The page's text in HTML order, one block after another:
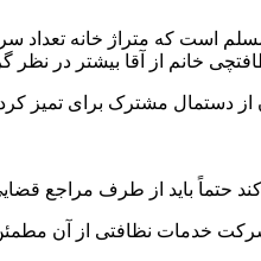
که متراژ خانه تعداد
خانم از آقا بیشتر در نظر
از دستمال مشترک برای
حتماً باید از طرف مراجع
خدمات نظافتی از آن